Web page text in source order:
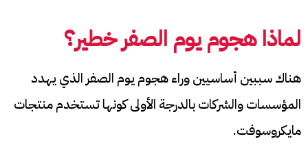
لماذا هجوم يوم الصفر خطير؟
هناك سببين أساسيين وراء هجوم يوم الصفر الذي يهدد
المؤسسات والشركات بالدرجة الأولى كونها تستخدم منتجات
مايكروسوفت.